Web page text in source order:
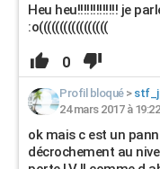
Heu heu!!!!!!!!!!!!! je
:o(((((((((((((((((
0
Profil bloqué>
24 mars 2017 à 19:22
ok mais c est un
décrochement au